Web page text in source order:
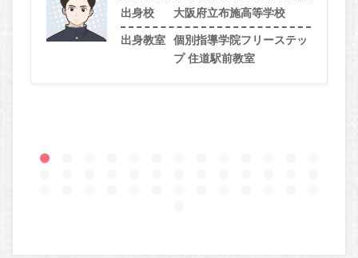
出身校 大阪府立布施高等学校
出身教室
個別指導学院フリーステッ
プ 住道駅前教室